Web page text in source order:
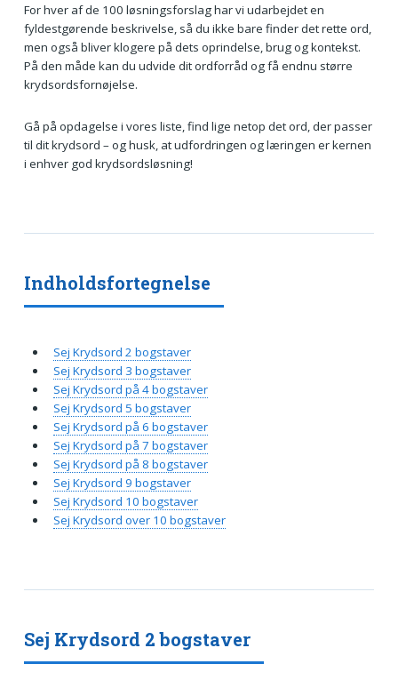
For hver af de 100 løsningsforslag har vi udarbejdet en
fyldestgørende beskrivelse, så du ikke bare finder det rette ord,
men også bliver klogere på dets oprindelse, brug og kontekst.
På den måde kan du udvide dit ordforråd og få endnu større
krydsordsfornøjelse.
Gå på opdagelse i vores liste, find lige netop det ord, der passer
til dit krydsord – og husk, at udfordringen og læringen er kernen
i enhver god krydsordsløsning!
Sej Krydsord 2 bogstaver
Indholdsfortegnelse
Sej Krydsord 2 bogstaver
Sej Krydsord 3 bogstaver
Sej Krydsord på 4 bogstaver
Sej Krydsord 5 bogstaver
Sej Krydsord på 6 bogstaver
Sej Krydsord på 7 bogstaver
Sej Krydsord på 8 bogstaver
Sej Krydsord 9 bogstaver
Sej Krydsord 10 bogstaver
Sej Krydsord over 10 bogstaver